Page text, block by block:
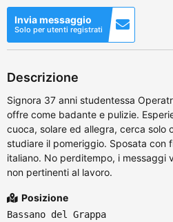
Invia messaggio
Solo per utenti registrati
Descrizione
Signora 37 anni studentessa
offre come badante e pulizie.
cuoca, solare ed allegra, cerca solo
studiare il pomeriggio. Sposata con
italiano. No perditempo, i messaggi
non pertinenti al lavoro.
Posizione
Bassano del Grappa